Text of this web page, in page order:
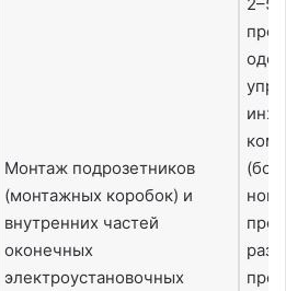
Монтаж подрозетников
(монтажных коробок) и
внутренних частей
оконечных
электроустановочных